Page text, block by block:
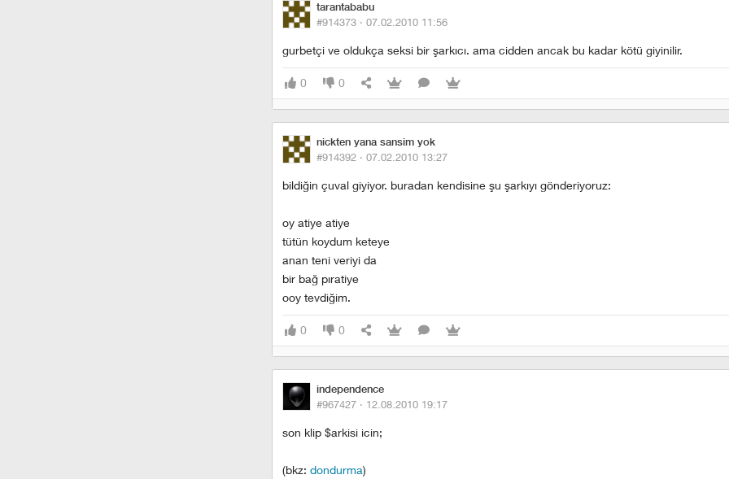
tarantababu
#914373 · 07.02.2010 11:56
gurbetçi ve oldukça seksi bir şarkıcı. ama cidden ancak bu kadar kötü giyinilir.
0 0
nickten yana sansim yok
#914392 · 07.02.2010 13:27
bildiğin çuval giyiyor. buradan kendisine şu şarkıyı gönderiyoruz:
oy atiye atiye
tütün koydum keteye
anan teni veriyi da
bir bağ pıratiye
ooy tevdiğim.
0 0
independence
#967427 · 12.08.2010 19:17
son klip $arkisi icin;
(bkz: dondurma)